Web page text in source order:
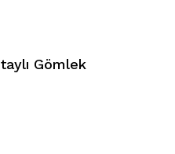
Gömlek